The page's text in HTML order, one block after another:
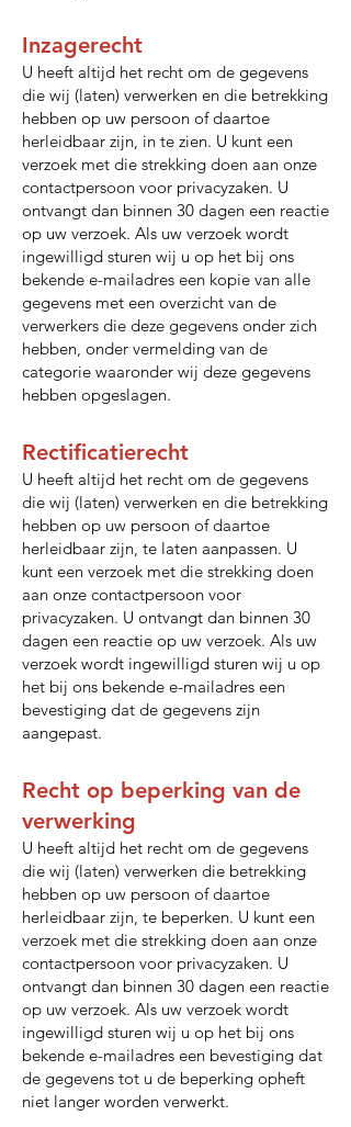
Inzagerecht
U heeft altijd het recht om de gegevens
die wij (laten) verwerken en die betrekking
hebben op uw persoon of daartoe
herleidbaar zijn, in te zien. U kunt een
verzoek met die strekking doen aan onze
contactpersoon voor privacyzaken. U
ontvangt dan binnen 30 dagen een reactie
op uw verzoek. Als uw verzoek wordt
ingewilligd sturen wij u op het bij ons
bekende e-mailadres een kopie van alle
gegevens met een overzicht van de
verwerkers die deze gegevens onder zich
hebben, onder vermelding van de
categorie waaronder wij deze gegevens
hebben opgeslagen.
Rectificatierecht
U heeft altijd het recht om de gegevens
die wij (laten) verwerken en die betrekking
hebben op uw persoon of daartoe
herleidbaar zijn, te laten aanpassen. U
kunt een verzoek met die strekking doen
aan onze contactpersoon voor
privacyzaken. U ontvangt dan binnen 30
dagen een reactie op uw verzoek. Als uw
verzoek wordt ingewilligd sturen wij u op
het bij ons bekende e-mailadres een
bevestiging dat de gegevens zijn
aangepast.
Recht op beperking van de
verwerking
U heeft altijd het recht om de gegevens
die wij (laten) verwerken die betrekking
hebben op uw persoon of daartoe
herleidbaar zijn, te beperken. U kunt een
verzoek met die strekking doen aan onze
contactpersoon voor privacyzaken. U
ontvangt dan binnen 30 dagen een reactie
op uw verzoek. Als uw verzoek wordt
ingewilligd sturen wij u op het bij ons
bekende e-mailadres een bevestiging dat
de gegevens tot u de beperking opheft
niet langer worden verwerkt.